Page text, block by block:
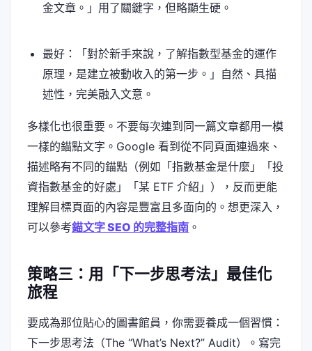
金文章。」用了關鍵字，但略顯生硬。
最好：「對於新手來說，了解指數型基金的運作
原理，是建立被動收入的第一步。」自然、具描
述性，完美融入文意。
多樣化也很重要。不要每次連到同一篇文章都用一模
一樣的錨點文字。Google 看到從不同頁面連過來、
描述略有不同的錨點（例如「指數基金是什麼」「投
資指數基金的好處」「某 ETF 介紹」），反而更能
理解目標頁面的內容是豐富且多面向的。想更深入，
可以參考錨文字 SEO 的完整指南 。
策略三：用「下一步思考法」最佳化
旅程
要成為那位貼心的圖書館員，你需要養成一個習慣：
下一步思考法（The “What’s Next?” Audit）。寫完